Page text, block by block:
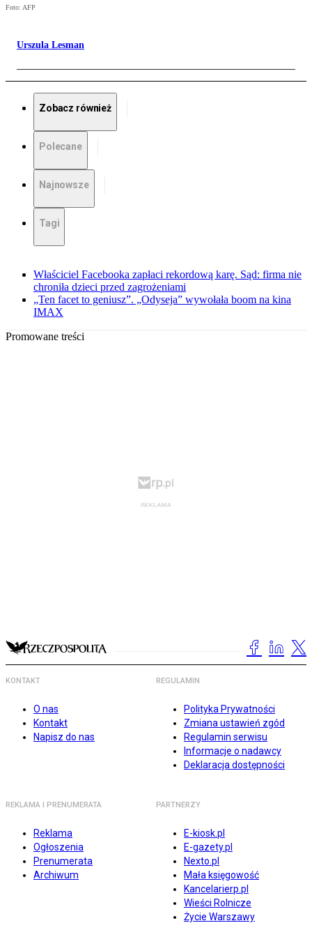
Foto: AFP
Urszula Lesman
Zobacz również
Polecane
Najnowsze
Tagi
Właściciel Facebooka zapłaci rekordową karę. Sąd: firma nie
chroniła dzieci przed zagrożeniami
„Ten facet to geniusz”. „Odyseja” wywołała boom na kina
IMAX
Promowane treści
KONTAKT
O nas
Kontakt
Napisz do nas
REGULAMIN
Polityka Prywatności
Zmiana ustawień zgód
Regulamin serwisu
Informacje o nadawcy
Deklaracja dostępności
REKLAMA I PRENUMERATA
Reklama
Ogłoszenia
Prenumerata
Archiwum
PARTNERZY
E-kiosk.pl
E-gazety.pl
Nexto.pl
Mała księgowość
Kancelarierp.pl
Wieści Rolnicze
Życie Warszawy